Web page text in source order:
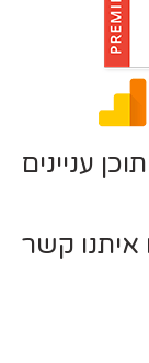
תוכן עניינים
איתנו קשר